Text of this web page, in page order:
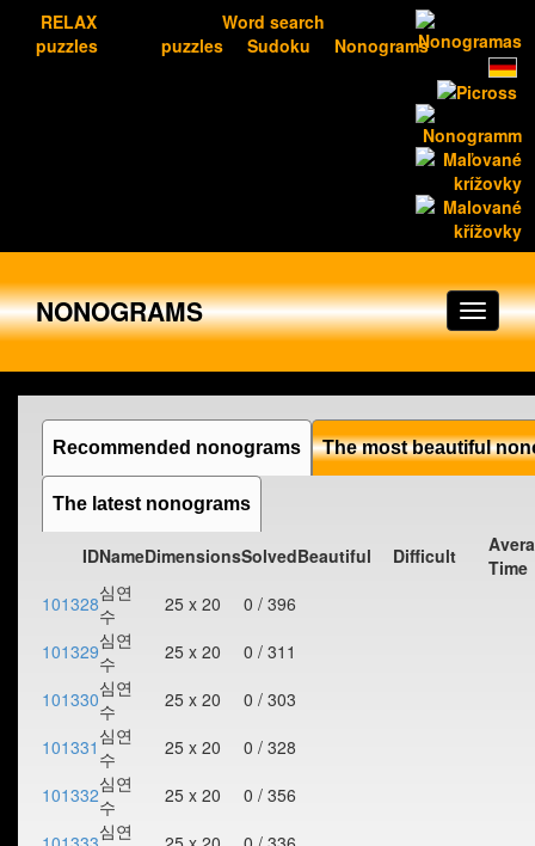
RELAX
puzzles
Word search
puzzles
Sudoku Nonograms
NONOGRAMS
Recommended nonograms The most beautiful
The latest nonograms
IDNameDimensionsSolvedBeautiful Difficult
Time
101328심연
수
25 x 20
0 / 396
101329심연
수
25 x 20
0 / 311
101330심연
수
25 x 20
0 / 303
101331 심연
수
25 x 20
0 / 328
101332심연
수
25 x 20
0 / 356
심연